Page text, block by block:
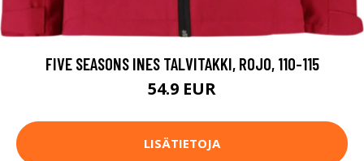
FIVE SEASONS INES TALVITAKKI, ROJO, 110-115
54.9 EUR
LISÄTIETOJA